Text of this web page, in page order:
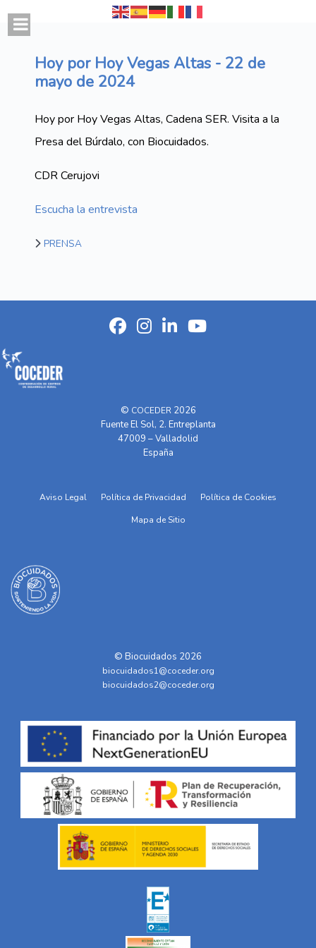
Hoy por Hoy Vegas Altas - 22 de
mayo de 2024
Hoy por Hoy Vegas Altas, Cadena SER. Visita a la
Presa del Búrdalo, con Biocuidados.
CDR Cerujovi
Escucha la entrevista
PRENSA
© COCEDER 2026
Fuente El Sol, 2. Entreplanta
47009 – Valladolid
España
Aviso Legal Política de Privacidad
Política de Cookies
Mapa de Sitio
© Biocuidados 2026
biocuidados1@coceder.org
biocuidados2@coceder.org